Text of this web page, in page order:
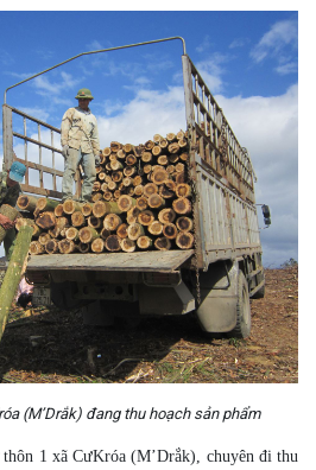
(M’Drắk) đang thu hoạch sản phẩm
1 xã CưKróa (M’Drắk), chuyên đi thu